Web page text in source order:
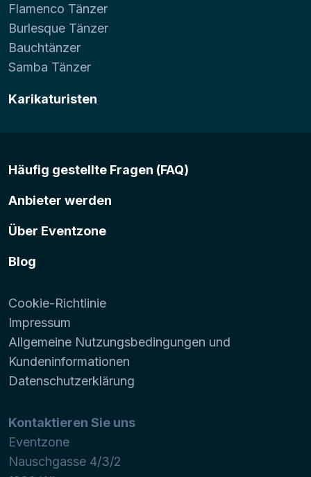
Flamenco Tänzer
Burlesque Tänzer
Bauchtänzer
Samba Tänzer
Karikaturisten
Häufig gestellte Fragen (FAQ)
Anbieter werden
Über Eventzone
Blog
Cookie-Richtlinie
Impressum
Allgemeine Nutzungsbedingungen und
Kundeninformationen
Datenschutzerklärung
Kontaktieren Sie uns
Eventzone
Nauschgasse 4/3/2